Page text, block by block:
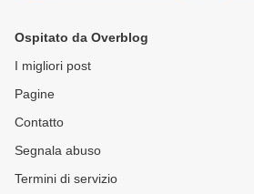
Ospitato da Overblog
I migliori post
Pagine
Contatto
Segnala abuso
Termini di servizio